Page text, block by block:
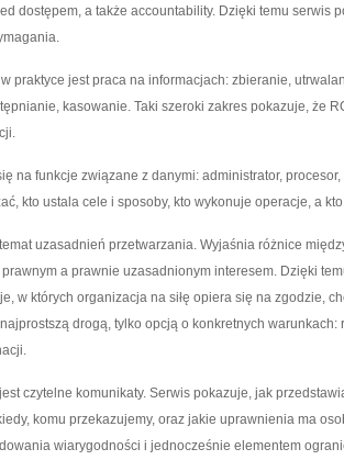
dostępem, a także accountability. Dzięki temu serwis
praktyce jest praca na informacjach: zbieranie,
kasowanie. Taki szeroki zakres pokazuje, że
na funkcje związane z danymi: administrator,
kto ustala cele i sposoby, kto wykonuje operacje, a
uzasadnień przetwarzania. Wyjaśnia różnice
a prawnie uzasadnionym interesem. Dzięki
w których organizacja na siłę opiera się na zgodzie,
drogą, tylko opcją o konkretnych
czytelne komunikaty. Serwis pokazuje, jak
komu przekazujemy, oraz jakie uprawnienia ma
wiarygodności i jednocześnie elementem